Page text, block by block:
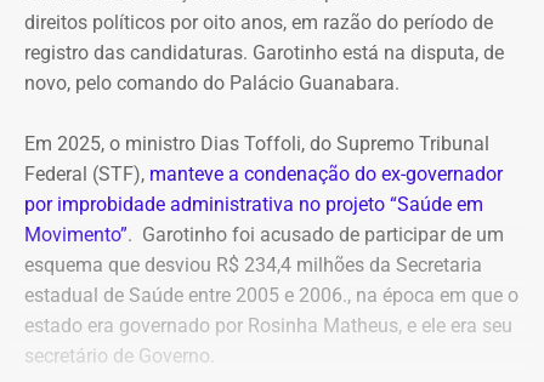
direitos políticos por oito anos, em razão do período de
registro das candidaturas. Garotinho está na disputa, de
novo, pelo comando do Palácio Guanabara.
Em 2025, o ministro Dias Toffoli, do Supremo Tribunal
Federal (STF), manteve a condenação do ex-governador
por improbidade administrativa no projeto “Saúde em
Movimento”. Garotinho foi acusado de participar de um
esquema que desviou R$ 234,4 milhões da Secretaria
estadual de Saúde entre 2005 e 2006., na época em que o
estado era governado por Rosinha Matheus, e ele era seu
secretário de Governo.